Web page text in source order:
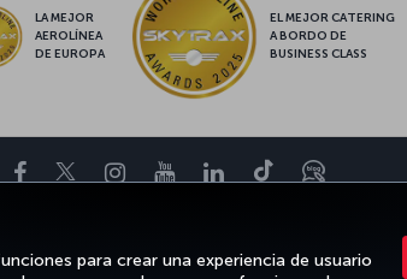
para crear una experiencia de usuario
LA MEJOR
AEROLÍNEA
DE EUROPA
EL MEJOR CATERING
A BORDO DE
BUSINESS CLASS
Facebook
TwitterInstagram
YouTubeLinkedIn
TikTokBlog
FAVORITOS TURKISH AIRLINES